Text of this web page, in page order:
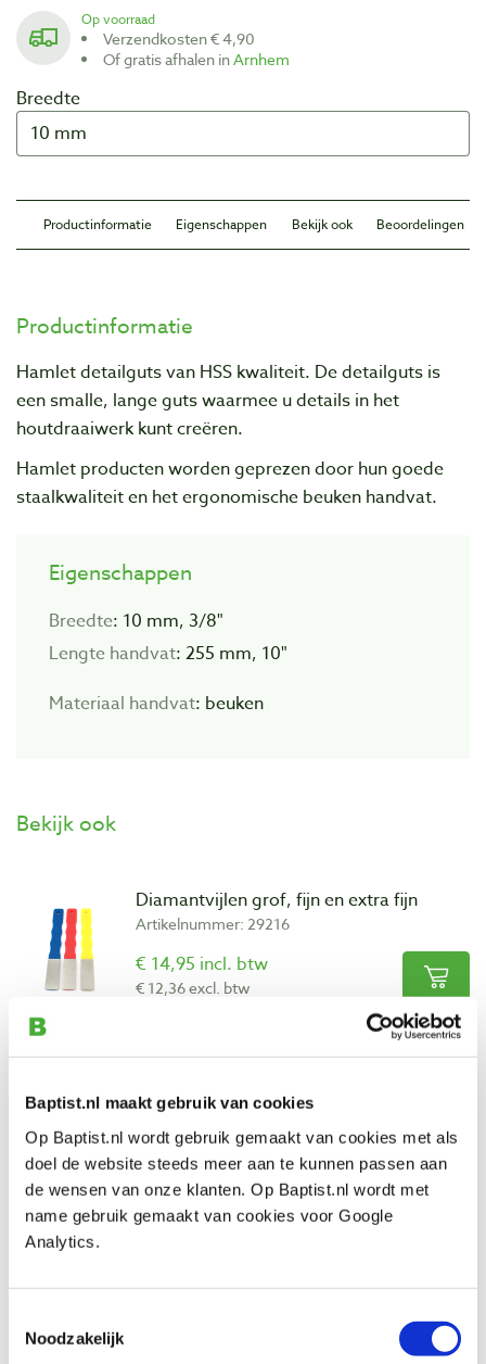
Baptist.nl maakt gebruik van cookies
Op Baptist.nl wordt gebruik gemaakt van cookies met als
doel de website steeds meer aan te kunnen passen aan
de wensen van onze klanten. Op Baptist.nl wordt met
name gebruik gemaakt van cookies voor Google
Analytics.
Noodzakelijk
Op voorraad
Verzendkosten € 4,90
Of gratis afhalen inArnhem
Breedte
Productinformatie Eigenschappen Bekijk ook Beoordelingen
Productinformatie
Hamlet detailguts van HSS kwaliteit. De detailguts is
een smalle, lange guts waarmee u details in het
houtdraaiwerk kunt creëren.
Hamlet producten worden geprezen door hun goede
staalkwaliteit en het ergonomische beuken handvat.
Eigenschappen
Breedte: 10 mm, 3/8"
Lengte handvat: 255 mm, 10"
Materiaal handvat: beuken
Bekijk ook
Diamantvijlen grof, fijn en extra fijn
Artikelnummer: 29216
€ 14,95 incl. btw
€ 12,36 excl. btw
Vergelijken
fijn, fijn en grof
Artikelnummer: 29065
€ 35,90 incl. btw